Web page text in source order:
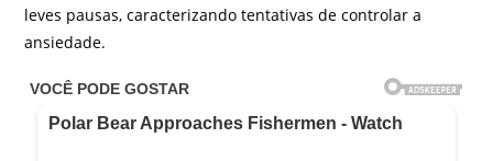
leves pausas, caracterizando tentativas de controlar a
ansiedade.